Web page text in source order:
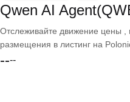
Qwen AI
Отслеживайте движение цены ,
размещения в листинг на
----